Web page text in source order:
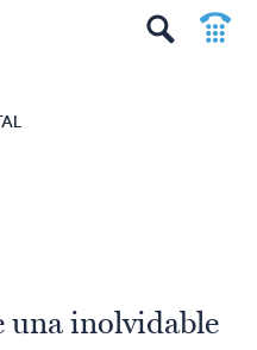
una inolvidable
t
p